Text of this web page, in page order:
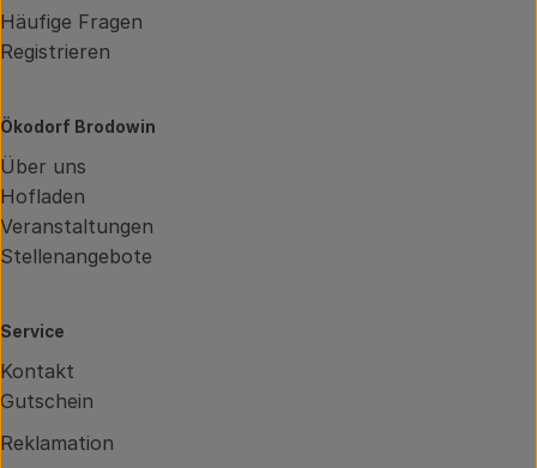
Häufige Fragen
Registrieren
Ökodorf Brodowin
Über uns
Hofladen
Veranstaltungen
Stellenangebote
Service
Kontakt
Gutschein
Reklamation